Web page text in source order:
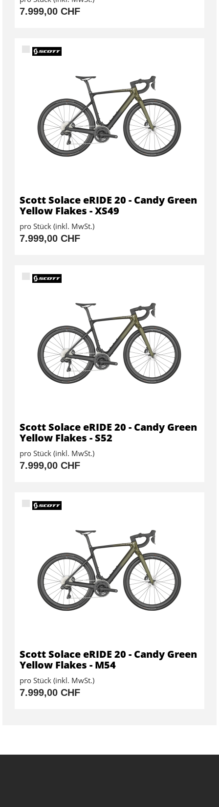
7.999,00 CHF
Scott Solace eRIDE 20 - Candy Green
Yellow Flakes - XS49
pro Stück (inkl. MwSt.)
7.999,00 CHF
Scott Solace eRIDE 20 - Candy Green
Yellow Flakes - S52
pro Stück (inkl. MwSt.)
7.999,00 CHF
Scott Solace eRIDE 20 - Candy Green
Yellow Flakes - M54
pro Stück (inkl. MwSt.)
7.999,00 CHF